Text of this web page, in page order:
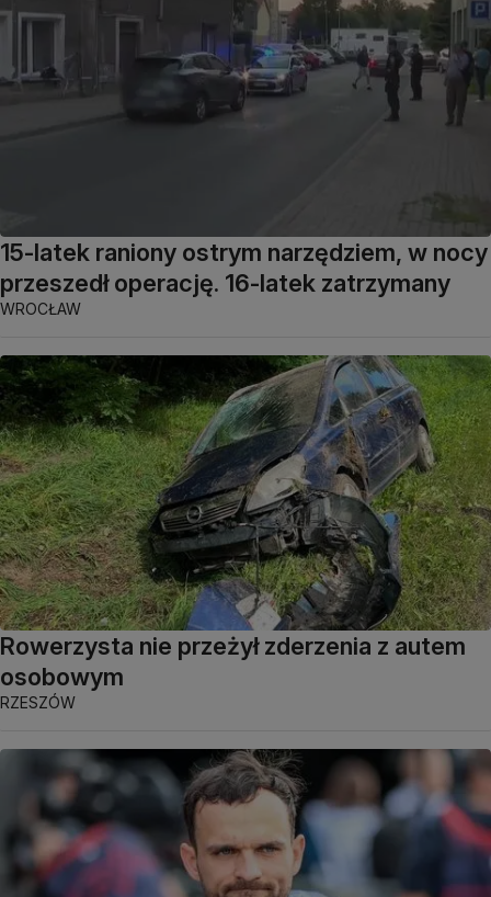
15-latek raniony ostrym narzędziem, w nocy
przeszedł operację. 16-latek zatrzymany
WROCŁAW
Rowerzysta nie przeżył zderzenia z autem
osobowym
RZESZÓW